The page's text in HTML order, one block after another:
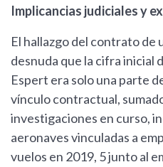
Implicancias judiciales y
El hallazgo del contrato de
desnuda que la cifra inicial
Espert era solo una parte
vínculo contractual,
investigaciones en curso,
aeronaves vinculadas a
vuelos en 2019, 5 junto al